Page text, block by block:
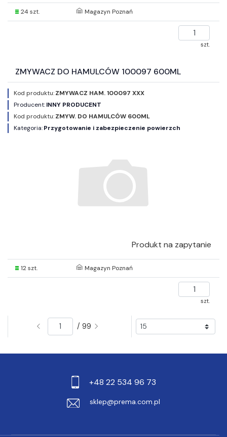
24 szt. Magazyn Poznań
szt.
ZMYWACZ DO HAMULCÓW 100097 600ML
Kod produktu:ZMYWACZ HAM. 100097 XXX
Producent:INNY PRODUCENT
Kod produktu:ZMYW. DO HAMULCÓW 600ML
Kategoria:Przygotowanie i zabezpieczenie powierzch
Produkt na zapytanie
12 szt. Magazyn Poznań
szt.
/ 99
+48 22 534 96 73
sklep@prema.com.pl